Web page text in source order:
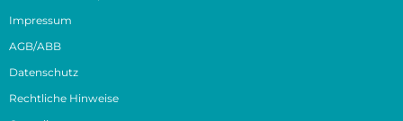
Impressum
AGB/ABB
Datenschutz
Rechtliche Hinweise